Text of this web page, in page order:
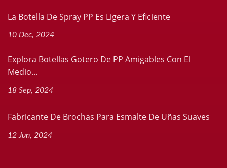
La Botella De Spray PP Es Ligera Y Eficiente
10 Dec, 2024
Explora Botellas Gotero De PP Amigables Con El
Medio...
18 Sep, 2024
Fabricante De Brochas Para Esmalte De Uñas Suaves
12 Jun, 2024